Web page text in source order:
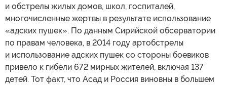
и обстрелы жилых домов, школ, госпиталей,
многочисленные жертвы в результате использование
«адских пушек». По данным Сирийской обсерватории
по правам человека, в 2014 году артобстрелы
и использование адских пушек со стороны боевиков
привело к гибели 672 мирных жителей, включая 137
детей. Тот факт, что Асад и Россия виновны в большем